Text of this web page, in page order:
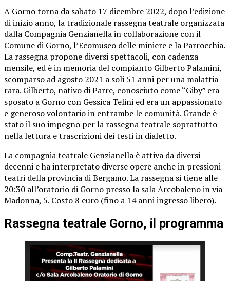
A Gorno torna da sabato 17 dicembre 2022, dopo l’edizione
di inizio anno, la tradizionale rassegna teatrale organizzata
dalla Compagnia Genzianella in collaborazione con il
Comune di Gorno, l’Ecomuseo delle miniere e la Parrocchia.
La rassegna propone diversi spettacoli, con cadenza
mensile, ed è in memoria del compianto Gilberto Palamini,
scomparso ad agosto 2021 a soli 51 anni per una malattia
rara. Gilberto, nativo di Parre, conosciuto come “Giby” era
sposato a Gorno con Gessica Telini ed era un appassionato
e generoso volontario in entrambe le comunità. Grande è
stato il suo impegno per la rassegna teatrale soprattutto
nella lettura e trascrizioni dei testi in dialetto.
La compagnia teatrale Genzianella è attiva da diversi
decenni e ha interpretato diverse opere anche in pressioni
teatri della provincia di Bergamo. La rassegna si tiene alle
20:30 all’oratorio di Gorno presso la sala Arcobaleno in via
Madonna, 5. Costo 8 euro (fino a 14 anni ingresso libero).
Rassegna teatrale Gorno, il programma